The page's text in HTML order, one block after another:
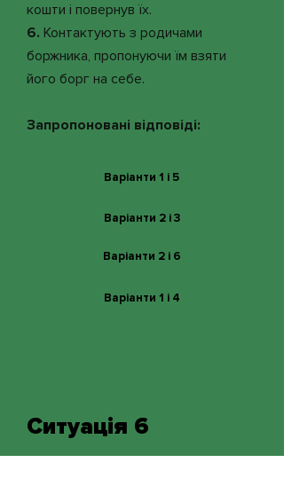
кошти і повернув їх.
6. Контактують з родичами
боржника, пропонуючи їм взяти
його борг на себе.
Запропоновані відповіді:
Варіанти 1 і 5
Варіанти 2 і 3
Варіанти 2 і 6
Варіанти 1 і 4
Ситуація 6